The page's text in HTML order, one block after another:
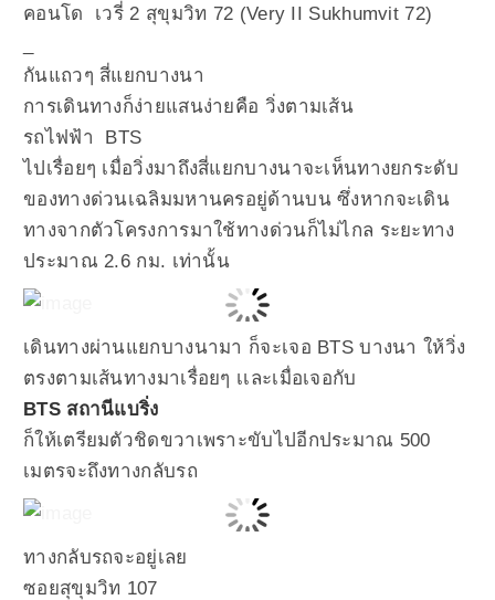
คอนโด เวรี่ 2 สุขุมวิท 72 (Very II Sukhumvit 72)
กันแถวๆ สี่แยกบางนา
การเดินทางก็ง่ายแสนง่ายคือ วิ่งตามเส้น
รถไฟฟ้า BTS
ไปเรื่อยๆ เมื่อวิ่งมาถึงสี่แยกบางนาจะเห็นทางยกระดับ
ของทางด่วนเฉลิมมหานครอยู่ด้านบน ซึ่งหากจะเดิน
ทางจากตัวโครงการมาใช้ทางด่วนก็ไม่ไกล ระยะทาง
ประมาณ 2.6 กม. เท่านั้น
เดินทางผ่านแยกบางนามา ก็จะเจอ BTS บางนา ให้วิ่ง
ตรงตามเส้นทางมาเรื่อยๆ เเละเมื่อเจอกับ
BTS สถานีแบริ่ง
ก็ให้เตรียมตัวชิดขวาเพราะขับไปอีกประมาณ 500
เมตรจะถึงทางกลับรถ
ทางกลับรถจะอยู่เลย
ซอยสุขุมวิท 107